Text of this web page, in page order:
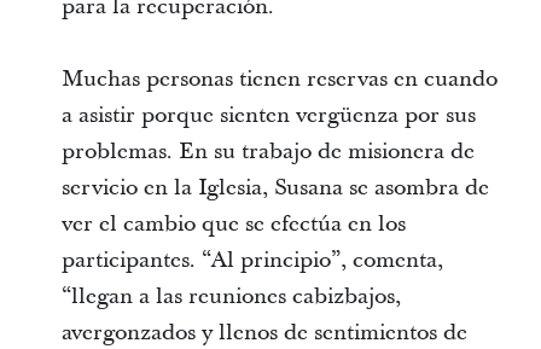
para la recuperación.
Muchas personas tienen reservas en cuando
a asistir porque sienten vergüenza por sus
problemas. En su trabajo de misionera de
servicio en la Iglesia, Susana se asombra de
ver el cambio que se efectúa en los
participantes. “Al principio”, comenta,
“llegan a las reuniones cabizbajos,
avergonzados y llenos de sentimientos de